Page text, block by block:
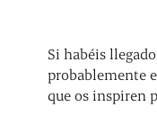
Si habéis
probablemente
que os inspiren